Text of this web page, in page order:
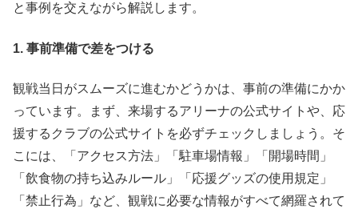
と事例を交えながら解説します。
1. 事前準備で差をつける
観戦当日がスムーズに進むかどうかは、事前の準備にかか
っています。まず、来場するアリーナの公式サイトや、応
援するクラブの公式サイトを必ずチェックしましょう。そ
こには、「アクセス方法」「駐車場情報」「開場時間」
「飲食物の持ち込みルール」「応援グッズの使用規定」
「禁止行為」など、観戦に必要な情報がすべて網羅されて